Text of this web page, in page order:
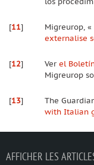
[11] Migreurop, «
externalise
[12] Ver el
Migreurop
[13] The
with Italian
AFFICHER LES